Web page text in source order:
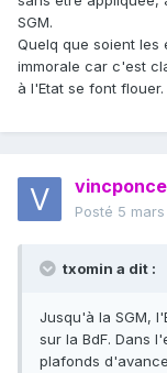
SGM.
Quelq que soient
immorale car c'est
à l'Etat se font flouer.
Posté 5
txomin a dit :
Jusqu'à la SGM,
sur la BdF. Dans
plafonds